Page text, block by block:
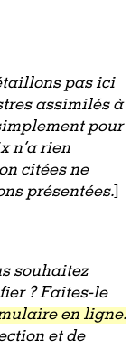
pas ici
assimilés à
pour
n’a rien
citées ne
présentées.
souhaitez
? Faites-le
en ligne.
et de